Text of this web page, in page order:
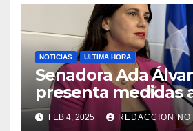
NOTICIAS ULTIMA HORA
Senadora Ada
presenta medidas
violencia en el
FEB 4, 2025 REDACCION